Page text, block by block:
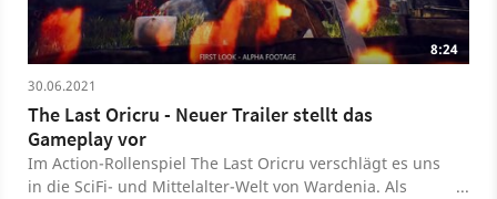
8:24
30.06.2021
The Last Oricru - Neuer Trailer stellt das
Gameplay vor
Im Action-Rollenspiel The Last Oricru verschlägt es uns
in die SciFi- und Mittelalter-Welt von Wardenia. Als